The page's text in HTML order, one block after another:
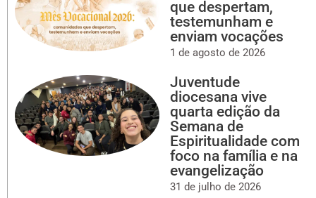
que despertam,
testemunham e
enviam vocações
1 de agosto de 2026
Juventude
diocesana vive
quarta edição da
Semana de
Espiritualidade com
foco na família e na
evangelização
31 de julho de 2026